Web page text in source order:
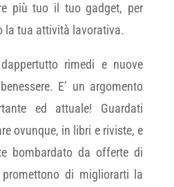
più tuo il tuo gadget, per
la tua attività lavorativa.
rimedi e nuove
E’ un argomento
ed attuale! Guardati
ovunque, in libri e riviste, e
bombardato da offerte di
di migliorarti la